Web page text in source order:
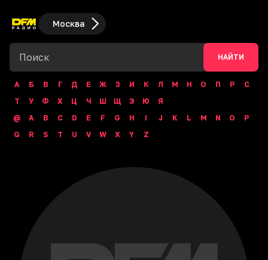
Москва
НАЙТИ
А Б В Г Д Е Ж З И К Л М Н О П Р
С
Т
У Ф Х Ц Ч Ш Щ Э Ю
Я
@
A B C D E F G H I J K L M N O
P
Q
R S T U V W X Y Z